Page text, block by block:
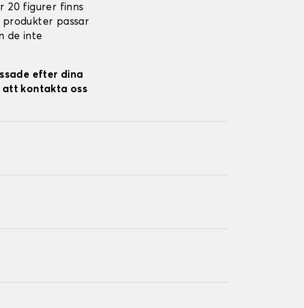
20 figurer finns
passar
de inte
efter dina
att kontakta oss